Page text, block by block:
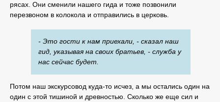
рясах. Они сменили нашего гида и тоже позвонили
перезвоном в колокола и отправились в церковь.
- Это гости к нам приехали, - сказал наш
гид, указывая на своих братьев, - служба у
нас сейчас будет.
Потом наш экскурсовод куда-то исчез, а мы остались один на
один с этой тишиной и древностью. Сколько же еще сил и